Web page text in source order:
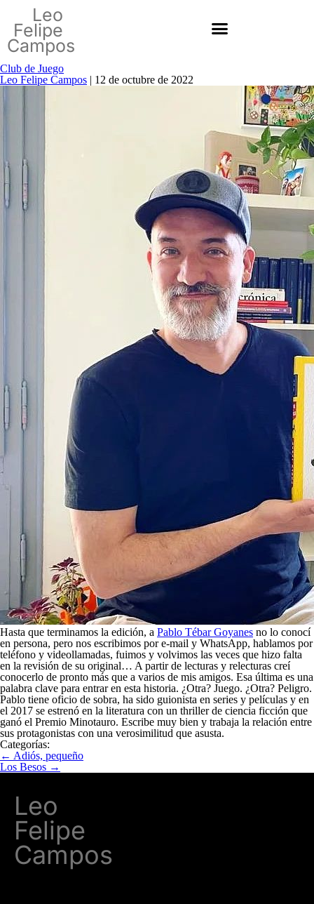
Leo
Felipe
Campos
Club de Juego
Leo Felipe Campos | 12 de octubre de 2022
Hasta que terminamos la edición, a Pablo Tébar Goyanes no lo conocí
en persona, pero nos escribimos por e-mail y WhatsApp, hablamos por
teléfono y videollamadas, fuimos y volvimos las veces que hizo falta
en la revisión de su original… A partir de lecturas y relecturas creí
conocerlo de pronto más que a varios de mis amigos. Esa última es una
palabra clave para entrar en esta historia. ¿Otra? Juego. ¿Otra? Peligro.
Pablo tiene oficio de sobra, ha sido guionista en series y películas y en
el 2017 se estrenó en la literatura con un thriller de ciencia ficción que
ganó el Premio Minotauro. Escribe muy bien y trabaja la relación entre
sus protagonistas con una verosimilitud que asusta.
Categorías:
← Adiós, pequeño
Los Besos →
Leo
Felipe
Campos